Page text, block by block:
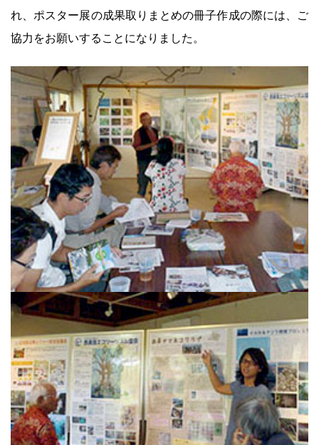
れ、ポスター展の成果取りまとめの冊子作成の際には、ご
協力をお願いすることになりました。